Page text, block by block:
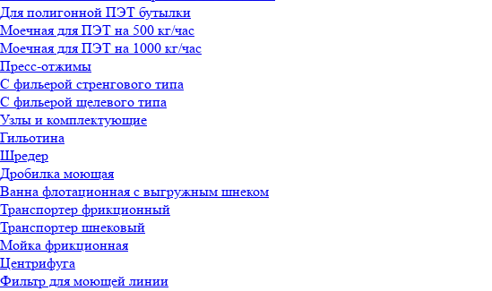
Для полигонной ПЭТ бутылки
Моечная для ПЭТ на 500 кг/час
Моечная для ПЭТ на 1000 кг/час
Пресс-отжимы
С фильерой стренгового типа
С фильерой щелевого типа
Узлы и комплектующие
Гильотина
Шредер
Дробилка моющая
Ванна флотационная с выгружным шнеком
Транспортер фрикционный
Транспортер шнековый
Мойка фрикционная
Центрифуга
Фильтр для моющей линии